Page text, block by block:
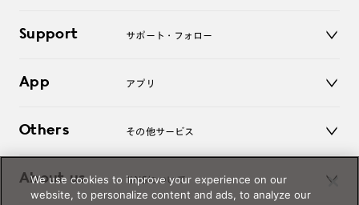
アクセサリー
ログアウト
Support サポート・フォロー
よくあるご質問
お問い合わせ
App アプリ
Others その他サービス
レンズ交換
オンラインギフト
About us JINSについて
We use cookies to improve your experience on our
website, to personalize content and ads, to analyze our